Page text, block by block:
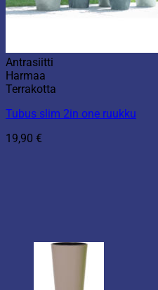
Antrasiitti
Harmaa
Terrakotta
Tubus slim 2in one ruukku
19,90 €